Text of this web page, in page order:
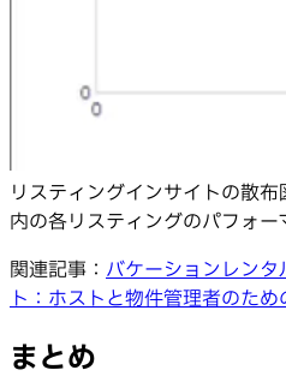
リスティングインサイトの散
内の各リスティングのパフォー
関連記事： バケーションレンタ
ト：ホストと物件管理者のた
まとめ